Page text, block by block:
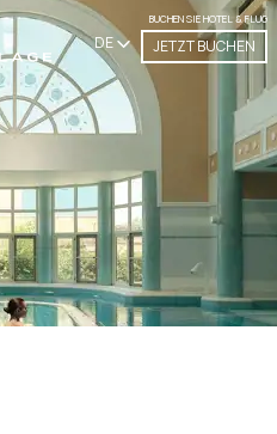
DE
BUCHEN SIE HOTEL & FLUG
JETZT BUCHEN